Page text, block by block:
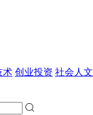
术 创业投资 社会人文